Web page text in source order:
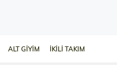
ALT GİYİM İKİLİ TAKIM